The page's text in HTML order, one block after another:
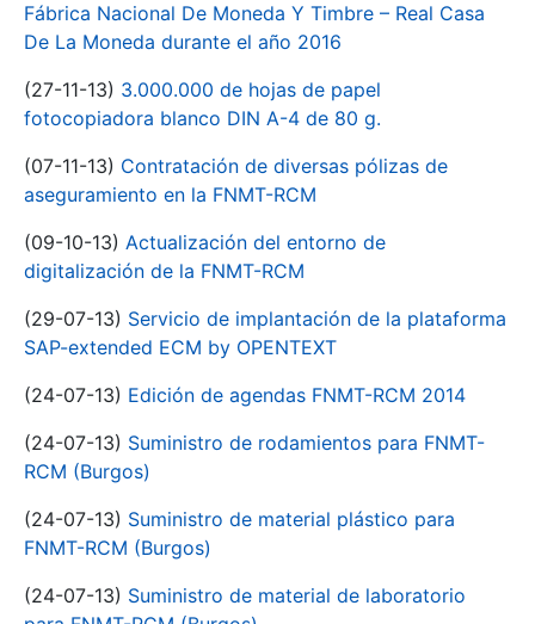
Fábrica Nacional De Moneda Y Timbre – Real Casa
De La Moneda durante el año 2016
(27-11-13) 3.000.000 de hojas de papel
fotocopiadora blanco DIN A-4 de 80 g.
(07-11-13) Contratación de diversas pólizas de
aseguramiento en la FNMT-RCM
(09-10-13) Actualización del entorno de
digitalización de la FNMT-RCM
(29-07-13) Servicio de implantación de la plataforma
SAP-extended ECM by OPENTEXT
(24-07-13) Edición de agendas FNMT-RCM 2014
(24-07-13) Suministro de rodamientos para FNMT-
RCM (Burgos)
(24-07-13) Suministro de material plástico para
FNMT-RCM (Burgos)
(24-07-13) Suministro de material de laboratorio